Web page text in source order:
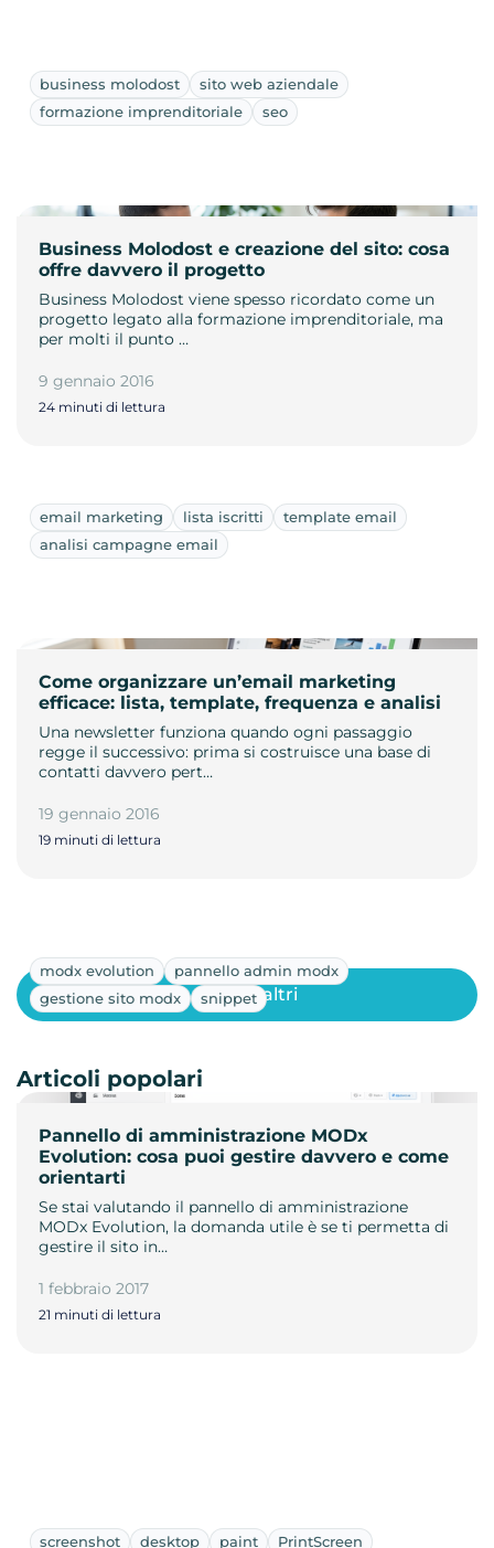
business molodost
sito web aziendale
formazione imprenditoriale
seo
Business Molodost e creazione del sito: cosa
offre davvero il progetto
Business Molodost viene spesso ricordato come un
progetto legato alla formazione imprenditoriale, ma
per molti il punto …
9 gennaio 2016
24 minuti di lettura
email marketing lista iscritti
template email
analisi campagne email
Come organizzare un’email marketing
efficace: lista, template, frequenza e analisi
Una newsletter funziona quando ogni passaggio
regge il successivo: prima si costruisce una base di
contatti davvero pert…
19 gennaio 2016
19 minuti di lettura
modx evolution
pannello admin modx
gestione sito modx
snippet
Pannello di amministrazione MODx
Evolution: cosa puoi gestire davvero e come
orientarti
Se stai valutando il pannello di amministrazione
MODx Evolution, la domanda utile è se ti permetta di
gestire il sito in…
1 febbraio 2017
21 minuti di lettura
Mostra altri
Articoli popolari
screenshot desktop paint PrintScreen